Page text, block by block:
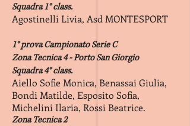
Squadra 1° class.
Agostinelli Livia, Asd MONTESPORT
1° provaCampionato Serie C
Zona Tecnica 4 - Porto San Giorgio
Squadra 4° class.
Aiello Sofie Monica, Benassai Giulia,
Bondi Matilde, Esposito Sofia,
Michelini Ilaria, Rossi Beatrice.
Zona Tecnica 2